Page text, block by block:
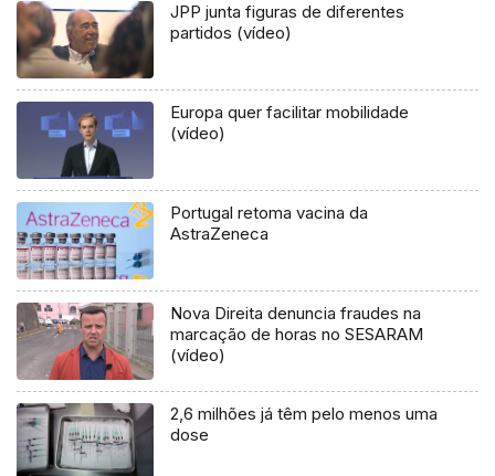
JPP junta figuras de diferentes
partidos (vídeo)
Europa quer facilitar mobilidade
(vídeo)
Portugal retoma vacina da
AstraZeneca
Nova Direita denuncia fraudes na
marcação de horas no SESARAM
(vídeo)
2,6 milhões já têm pelo menos uma
dose